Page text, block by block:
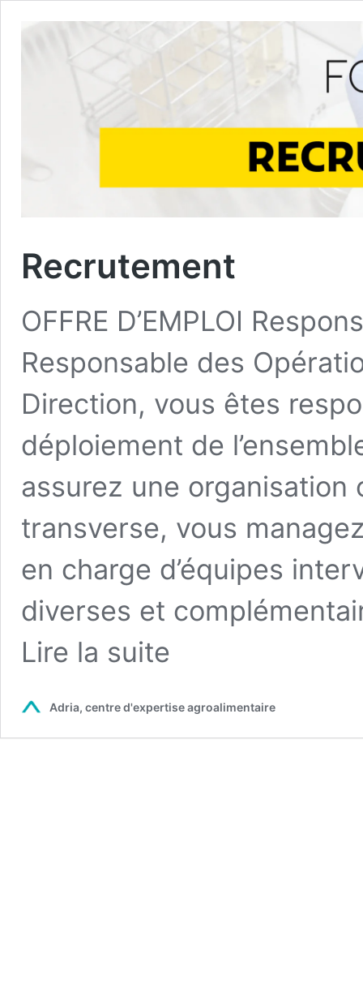
Recrutement
OFFRE D’EMPLOI
Responsable des
Direction, vous êtes
déploiement de
assurez une organisation
transverse, vous
en charge d’équipes
diverses et
Lire la suite
Adria, centre d'expertise agroalimentaire